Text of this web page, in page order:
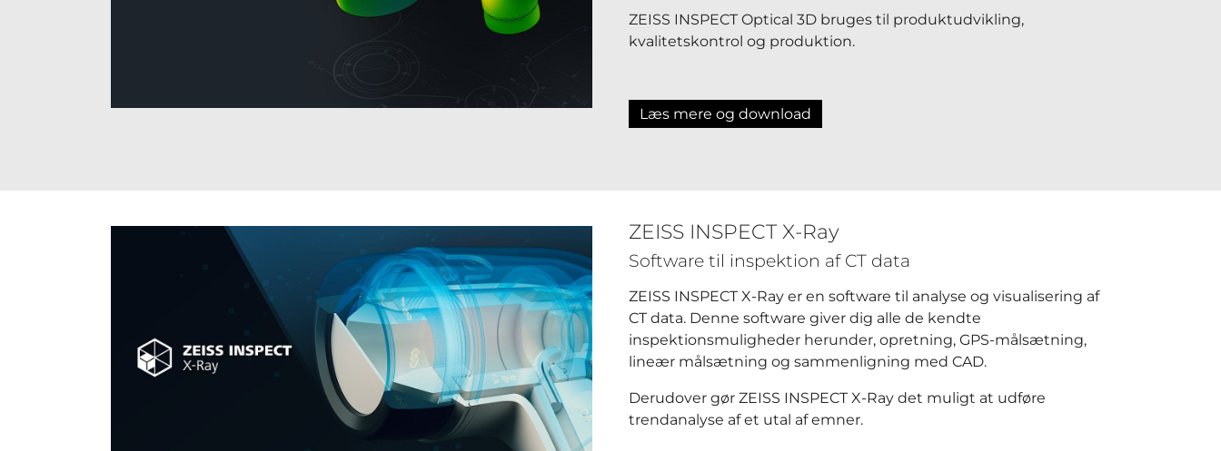
ZEISS INSPECT Optical 3D bruges til produktudvikling,
kvalitetskontrol og produktion.
Læs mere og download
ZEISS INSPECT X-Ray
Software til inspektion af CT data
ZEISS INSPECT X-Ray er en software til analyse og visualisering af
CT data. Denne software giver dig alle de kendte
inspektionsmuligheder herunder, opretning, GPS-målsætning,
lineær målsætning og sammenligning med CAD.
Derudover gør ZEISS INSPECT X-Ray det muligt at udføre
trendanalyse af et utal af emner.